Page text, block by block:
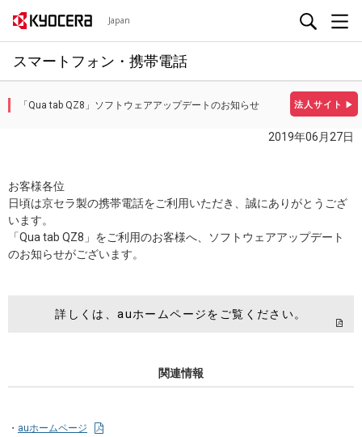
Japan
スマートフォン・携帯電話
法人サイト ▶
「Qua tab QZ8」ソフトウェアアップデートのお知らせ
2019年06月27日
お客様各位
日頃は京セラ製の携帯電話をご利用いただき、誠にありがとうござ
います。
「Qua tab QZ8」をご利用のお客様へ、ソフトウェアアップデート
のお知らせがございます。
詳しくは、auホームページをご覧ください。
関連情報
auホームページ